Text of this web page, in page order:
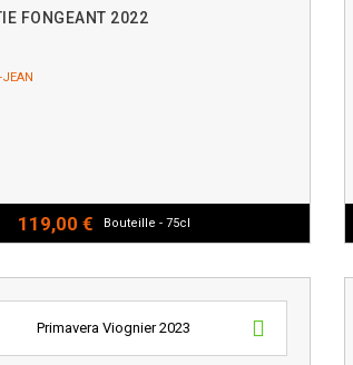
FONGEANT 2022
JEAN
119,00 € Bouteille - 75cl